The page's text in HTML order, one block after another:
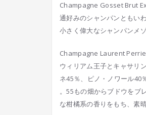
Champagne Gosset Brut
通好みのシャンパンともい
小さく偉大なシャンパンメ
Champagne Laurent
ウィリアム王子とキャサリ
ネ45％、ピノ・ノワール40
。55もの畑からブドウをブ
な柑橘系の香りをもち、素